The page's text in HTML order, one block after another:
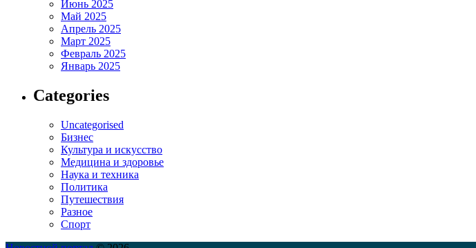
Июнь 2025
Май 2025
Апрель 2025
Март 2025
Февраль 2025
Январь 2025
Categories
Uncategorised
Бизнес
Культура и искусство
Медицина и здоровье
Наука и техника
Политика
Путешествия
Разное
Спорт